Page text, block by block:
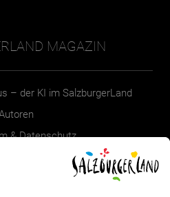
MAGAZIN
– der KI im SalzburgerLand
& Datenschutz
Magazin